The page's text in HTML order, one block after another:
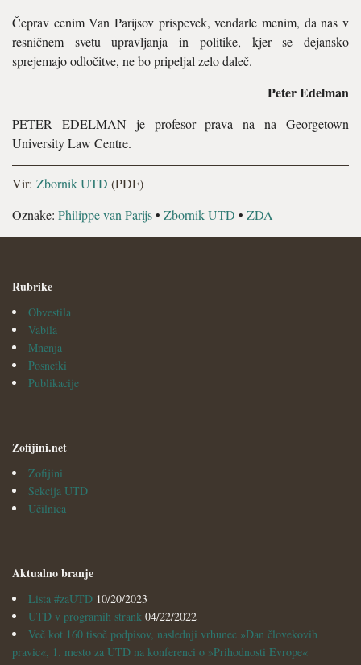
Čeprav cenim Van Parijsov prispevek, vendarle menim, da nas v
resničnem svetu upravljanja in politike, kjer se dejansko
sprejemajo odločitve, ne bo pripeljal zelo daleč.
Peter Edelman
PETER EDELMAN je profesor prava na na Georgetown
University Law Centre.
Vir: Zbornik UTD (PDF)
Oznake: Philippe van Parijs• Zbornik UTD • ZDA
Rubrike
Obvestila
Vabila
Mnenja
Posnetki
Publikacije
Zofijini.net
Zofijini
Sekcija UTD
Učilnica
Aktualno branje
Lista #zaUTD 10/20/2023
UTD v programih strank 04/22/2022
Več kot 160 tisoč podpisov, naslednji vrhunec »Dan človekovih
pravic«, 1. mesto za UTD na konferenci o »Prihodnosti Evrope«